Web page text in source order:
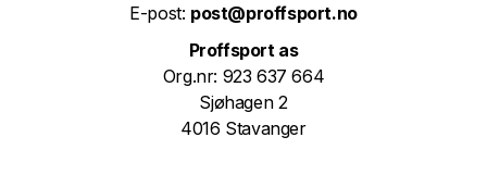
E-post: post@proffsport.no
Proffsport as
Org.nr: 923 637 664
Sjøhagen 2
4016 Stavanger